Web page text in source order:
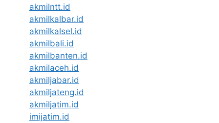
akmilntt.id
akmilkalbar.id
akmilkalsel.id
akmilbali.id
akmilbanten.id
akmilaceh.id
akmiljabar.id
akmiljateng.id
akmiljatim.id
imijatim.id